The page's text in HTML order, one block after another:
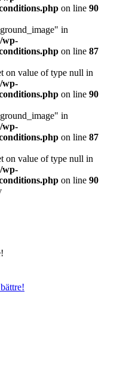
on line 90
in
wp-
on line 87
on value of type null in
wp-
on line 90
in
wp-
on line 87
on value of type null in
wp-
on line 90